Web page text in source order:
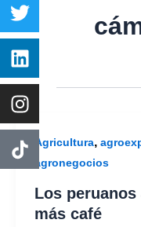
Agricultura,
agronegocios
Los
más café